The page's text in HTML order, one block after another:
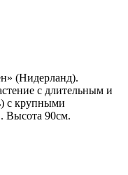
(Нидерланд).
с длительным и
с крупными
Высота 90см.